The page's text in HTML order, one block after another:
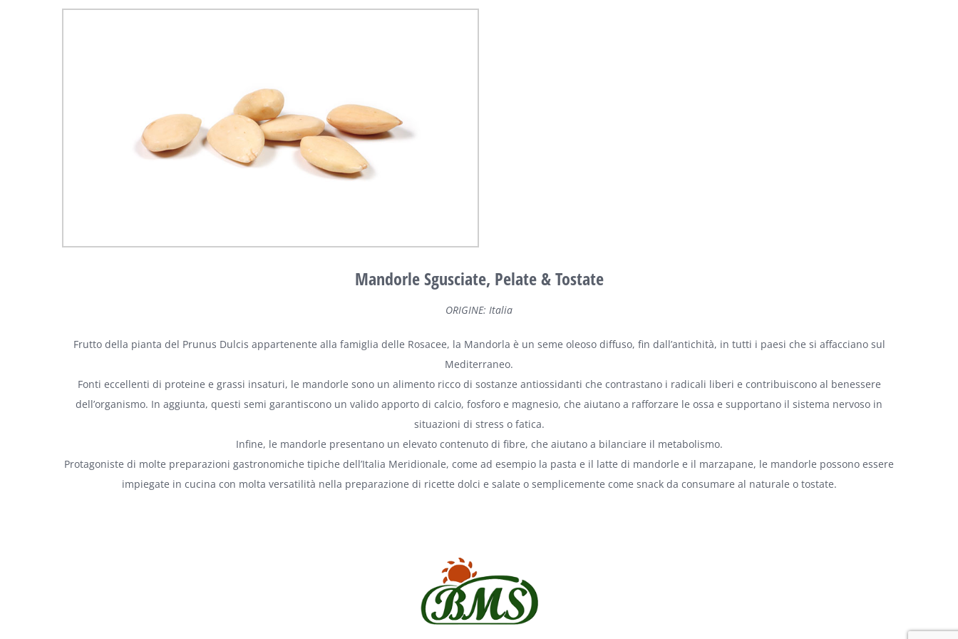
Mandorle Sgusciate, Pelate & Tostate
ORIGINE: Italia
Frutto della pianta del Prunus Dulcis appartenente alla famiglia delle Rosacee, la Mandorla è un seme oleoso diffuso, fin dall’antichità, in tutti i paesi che si affacciano sul
Mediterraneo.
Fonti eccellenti di proteine e grassi insaturi, le mandorle sono un alimento ricco di sostanze antiossidanti che contrastano i radicali liberi e contribuiscono al benessere
dell’organismo. In aggiunta, questi semi garantiscono un valido apporto di calcio, fosforo e magnesio, che aiutano a rafforzare le ossa e supportano il sistema nervoso in
situazioni di stress o fatica.
Infine, le mandorle presentano un elevato contenuto di fibre, che aiutano a bilanciare il metabolismo.
Protagoniste di molte preparazioni gastronomiche tipiche dell’Italia Meridionale, come ad esempio la pasta e il latte di mandorle e il marzapane, le mandorle possono essere
impiegate in cucina con molta versatilità nella preparazione di ricette dolci e salate o semplicemente come snack da consumare al naturale o tostate.